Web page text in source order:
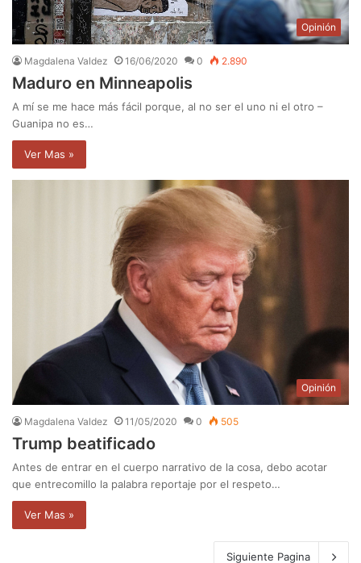
Opinión
Magdalena Valdez 16/06/2020 0 2.890
Maduro en Minneapolis
A mí se me hace más fácil porque, al no ser el uno ni el otro –
Guanipa no es…
Ver Mas »
Opinión
Magdalena Valdez 11/05/2020 0 505
Trump beatificado
Antes de entrar en el cuerpo narrativo de la cosa, debo acotar
que entrecomillo la palabra reportaje por el respeto…
Ver Mas »
Siguiente Pagina